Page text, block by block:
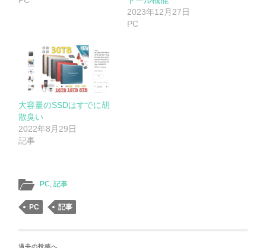
2023年12月27日
PC
大容量のSSDはすでに胡
散臭い
2022年8月29日
記事
PC,記事
PC 記事